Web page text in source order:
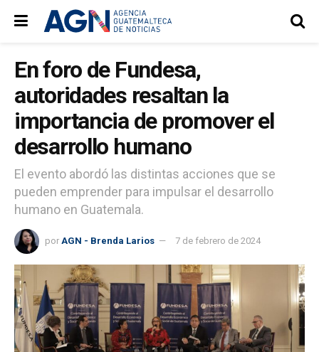
En foro de Fundesa,
autoridades resaltan la
importancia de promover el
desarrollo humano
El evento abordó las distintas acciones que se
pueden emprender para impulsar el desarrollo
humano en Guatemala.
por AGN - Brenda Larios 7 de febrero de 2024